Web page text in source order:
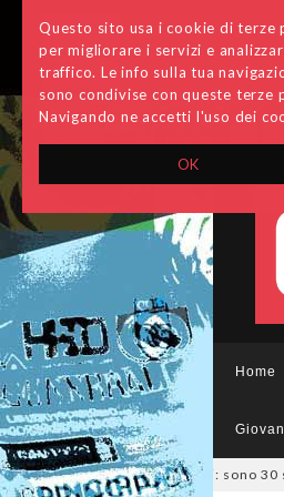
OK
Questo sito usa i cookie di terze
per migliorare i servizi e
traffico. Le info sulla tua
sono condivise con queste terze
Navigando ne accetti l'uso dei
Home
deliberati i ripescaggi: sono 30